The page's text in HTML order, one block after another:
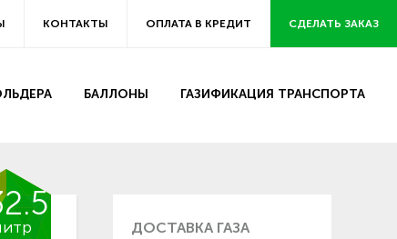
КОНТАКТЫ ОПЛАТА В КРЕДИТ СДЕЛАТЬ ЗАКАЗ
БАЛЛОНЫ ГАЗИФИКАЦИЯ ТРАНСПОРТА
ДОСТАВКА ГАЗА